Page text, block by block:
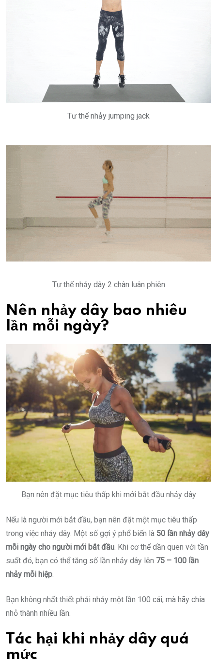
Tư thế nhảy jumping jack
Tư thế nhảy dây 2 chân luân phiên
Nên nhảy dây bao nhiêu
lần mỗi ngày?
Bạn nên đặt mục tiêu thấp khi mới bắt đầu nhảy dây
Nếu là người mới bắt đầu, bạn nên đặt một mục tiêu thấp
trong việc nhảy dây. Một số gợi ý phổ biến là 50 lần nhảy dây
mỗi ngày cho người mới bắt đầu. Khi cơ thể dần quen với tần
suất đó, bạn có thể tăng số lần nhảy dây lên 75 – 100 lần
nhảy mỗi hiệp.
Bạn không nhất thiết phải nhảy một lần 100 cái, mà hãy chia
nhỏ thành nhiều lần.
Tác hại khi nhảy dây quá
mức